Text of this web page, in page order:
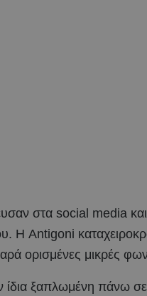
στα social media
Antigoni
ορισμένες μικρές
ίδια ξαπλωμένη πάνω